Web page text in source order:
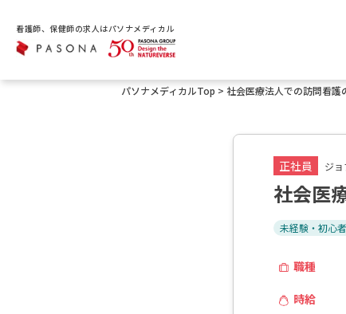
看護師、保健師の求人はパソナメディカル
パソナメディカルTop > 社会医療法人での訪問看護
正社員 ジ
社会医
未経験・初心
職種
時給